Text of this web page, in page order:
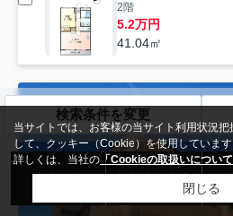
2階
5.2万円
41.04㎡
検索条件を変更
来店予約 無料売却査定 お
当サイトでは、お客様の当サイト利用状況
して、クッキー（Cookie）を使用しています
詳しくは、当社の 「Cookieの取扱いについて
閉じる